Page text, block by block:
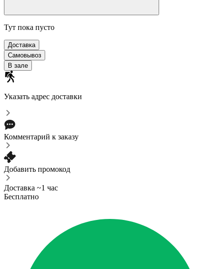
Тут пока пусто
Доставка
Самовывоз
В зале
Указать адрес доставки
Комментарий к заказу
Добавить промокод
Доставка ~1 час
Бесплатно